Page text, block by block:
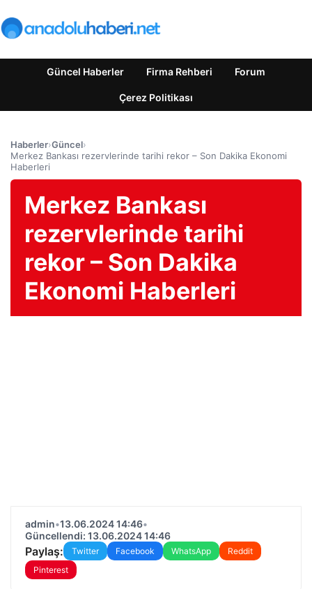
Güncel Haberler Firma Rehberi Forum
Çerez Politikası
Haberler›Güncel›
Merkez Bankası rezervlerinde tarihi rekor – Son Dakika Ekonomi
Haberleri
Merkez Bankası
rezervlerinde tarihi
rekor – Son Dakika
Ekonomi Haberleri
admin•13.06.2024 14:46•
Güncellendi: 13.06.2024 14:46
Paylaş: Twitter Facebook WhatsApp
Reddit
Pinterest